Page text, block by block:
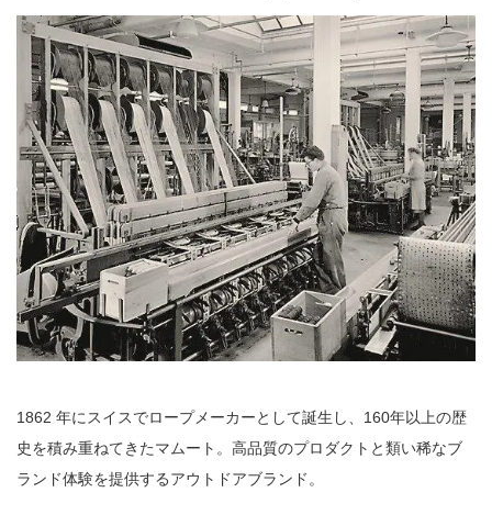
1862 年にスイスでロープメーカーとして誕生し、160年以上の歴
史を積み重ねてきたマムート。高品質のプロダクトと類い稀なブ
ランド体験を提供するアウトドアブランド。